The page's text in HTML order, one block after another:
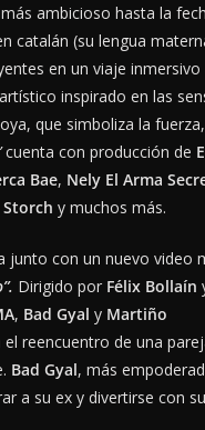
ambicioso hasta la
catalán (su lengua
en un viaje inmersivo
inspirado en las
que simboliza la
cuenta con producción de
Bae, Nely El Arma
y muchos más.
junto con un nuevo video
Dirigido por Félix Bollaín
, Bad Gyal y Martiño
reencuentro de una
Bad Gyal, más
a su ex y divertirse con